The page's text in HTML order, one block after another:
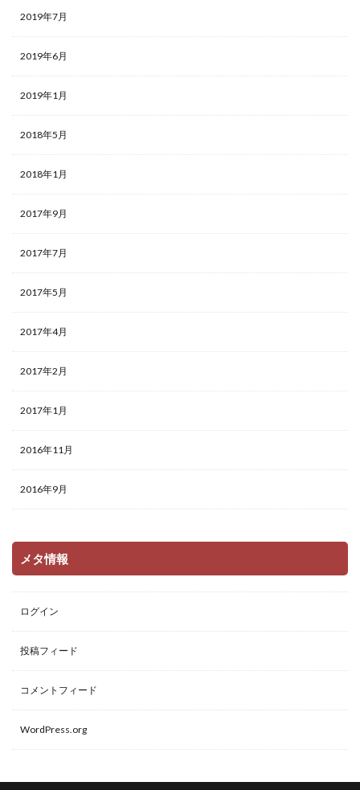
2019年7月
2019年6月
2019年1月
2018年5月
2018年1月
2017年9月
2017年7月
2017年5月
2017年4月
2017年2月
2017年1月
2016年11月
2016年9月
メタ情報
ログイン
投稿フィード
コメントフィード
WordPress.org